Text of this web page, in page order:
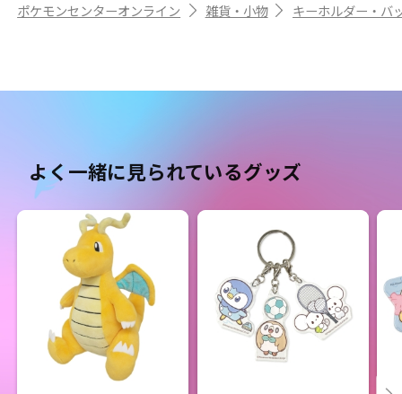
ポケモンセンターオンライン 雑貨・小物 キーホルダー・バ
よく一緒に見られているグッズ